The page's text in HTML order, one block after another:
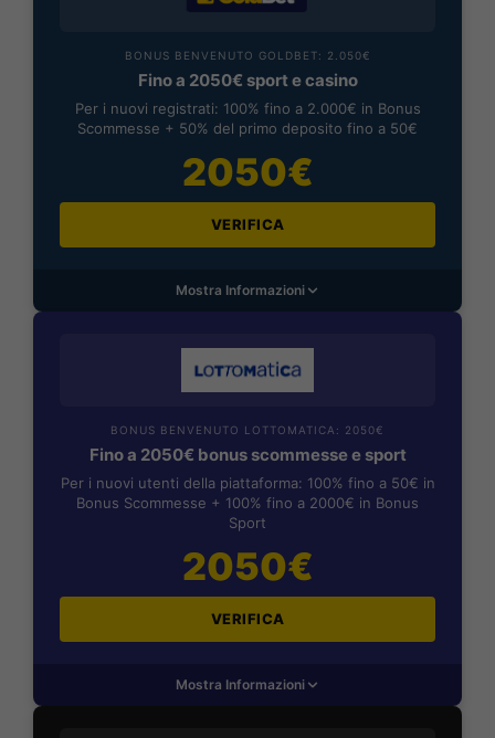
BONUS BENVENUTO GOLDBET: 2.050€
Fino a 2050€ sport e casino
Per i nuovi registrati: 100% fino a 2.000€ in Bonus
Scommesse + 50% del primo deposito fino a 50€
2050€
VERIFICA
Mostra Informazioni
BONUS BENVENUTO LOTTOMATICA: 2050€
Fino a 2050€ bonus scommesse e sport
Per i nuovi utenti della piattaforma: 100% fino a 50€ in
Bonus Scommesse + 100% fino a 2000€ in Bonus
Sport
2050€
VERIFICA
Mostra Informazioni